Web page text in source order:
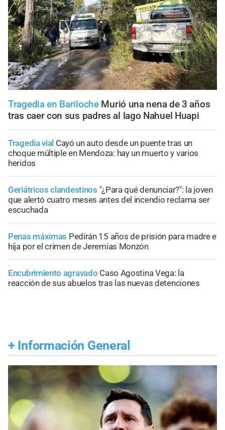
Tragedia en Bariloche Murió una nena de 3 años
tras caer con sus padres al lago Nahuel Huapi
Tragedia vial Cayó un auto desde un puente tras un
choque múltiple en Mendoza: hay un muerto y varios
heridos
Geriátricos clandestinos "¿Para qué denunciar?": la joven
que alertó cuatro meses antes del incendio reclama ser
escuchada
Penas máximas Pedirán 15 años de prisión para madre e
hija por el crimen de Jeremías Monzón
Encubrimiento agravado Caso Agostina Vega: la
reacción de sus abuelos tras las nuevas detenciones
+ Información General